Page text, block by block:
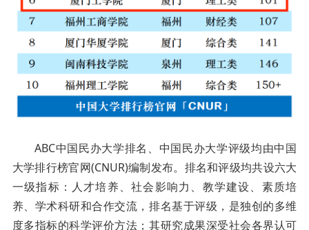
ABC中国民办大学排名、中国民办大学评级均由中国
大学排行榜官网(CNUR)编制发布。排名和评级均共设六大
一级指标：人才培养、社会影响力、教学建设、素质培
养、学术科研和合作交流，排名基于评级，是独创的多维
度多指标的科学评价方法；其研究成果深受社会各界认可